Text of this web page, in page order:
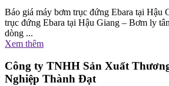
Báo giá máy bơm trục đứng Ebara tại Hậu
trục đứng Ebara tại Hậu Giang – Bơm ly
dòng ...
Xem thêm
Công ty TNHH Sản Xuất
Nghiệp Thành Đạt